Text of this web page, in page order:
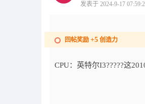
发表于 2024-9-17
回帖奖励 +5 创造力
CPU：英特尔I3?????这